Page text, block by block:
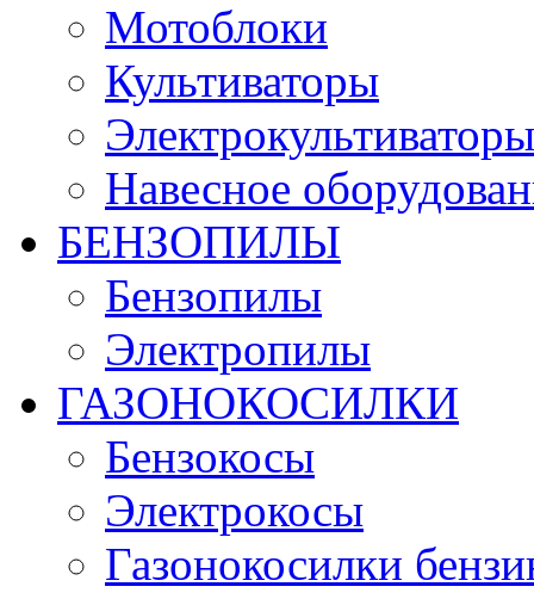
Мотоблоки
Культиваторы
Электрокультиваторы
Навесное
БЕНЗОПИЛЫ
Бензопилы
Электропилы
ГАЗОНОКОСИЛКИ
Бензокосы
Электрокосы
Газонокосилки